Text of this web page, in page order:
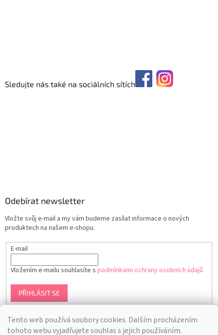
Tento web používá soubory cookies. Dalším procházením
tohoto webu vyjadřujete souhlas s jejich používáním.
Sledujte nás také na sociálních sítích
Odebírat newsletter
Vložte svůj e-mail a my vám budeme zasílat informace o nových
produktech na našem e-shopu.
E-mail
Vložením e-mailu souhlasíte s podmínkami ochrany osobních údajů
PŘIHLÁSIT SE